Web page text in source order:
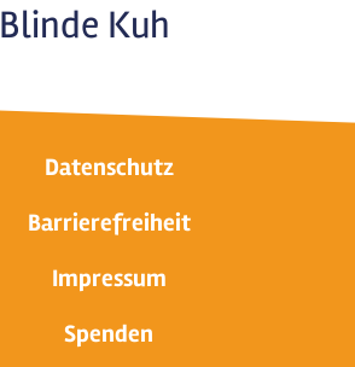
Blinde Kuh
Datenschutz
Barrierefreiheit
Impressum
Spenden